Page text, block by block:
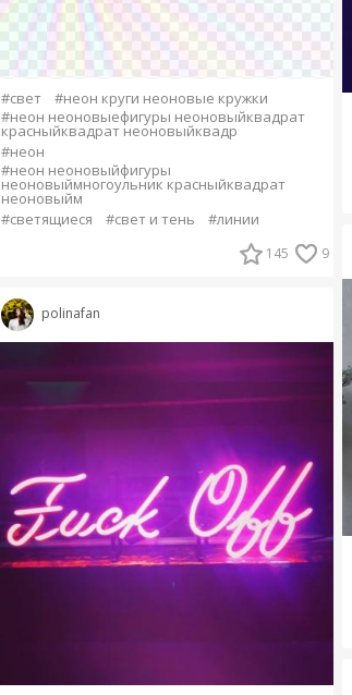
#свет
#неон круги неоновые кружки
#неон неоновыефигуры неоновыйквадрат
красныйквадрат неоновыйквадр
#неон
#неон неоновыйфигуры
неоновыймногоульник красныйквадрат
неоновыйм
#светящиеся
#свет и тень #линии
145 9
polinafan